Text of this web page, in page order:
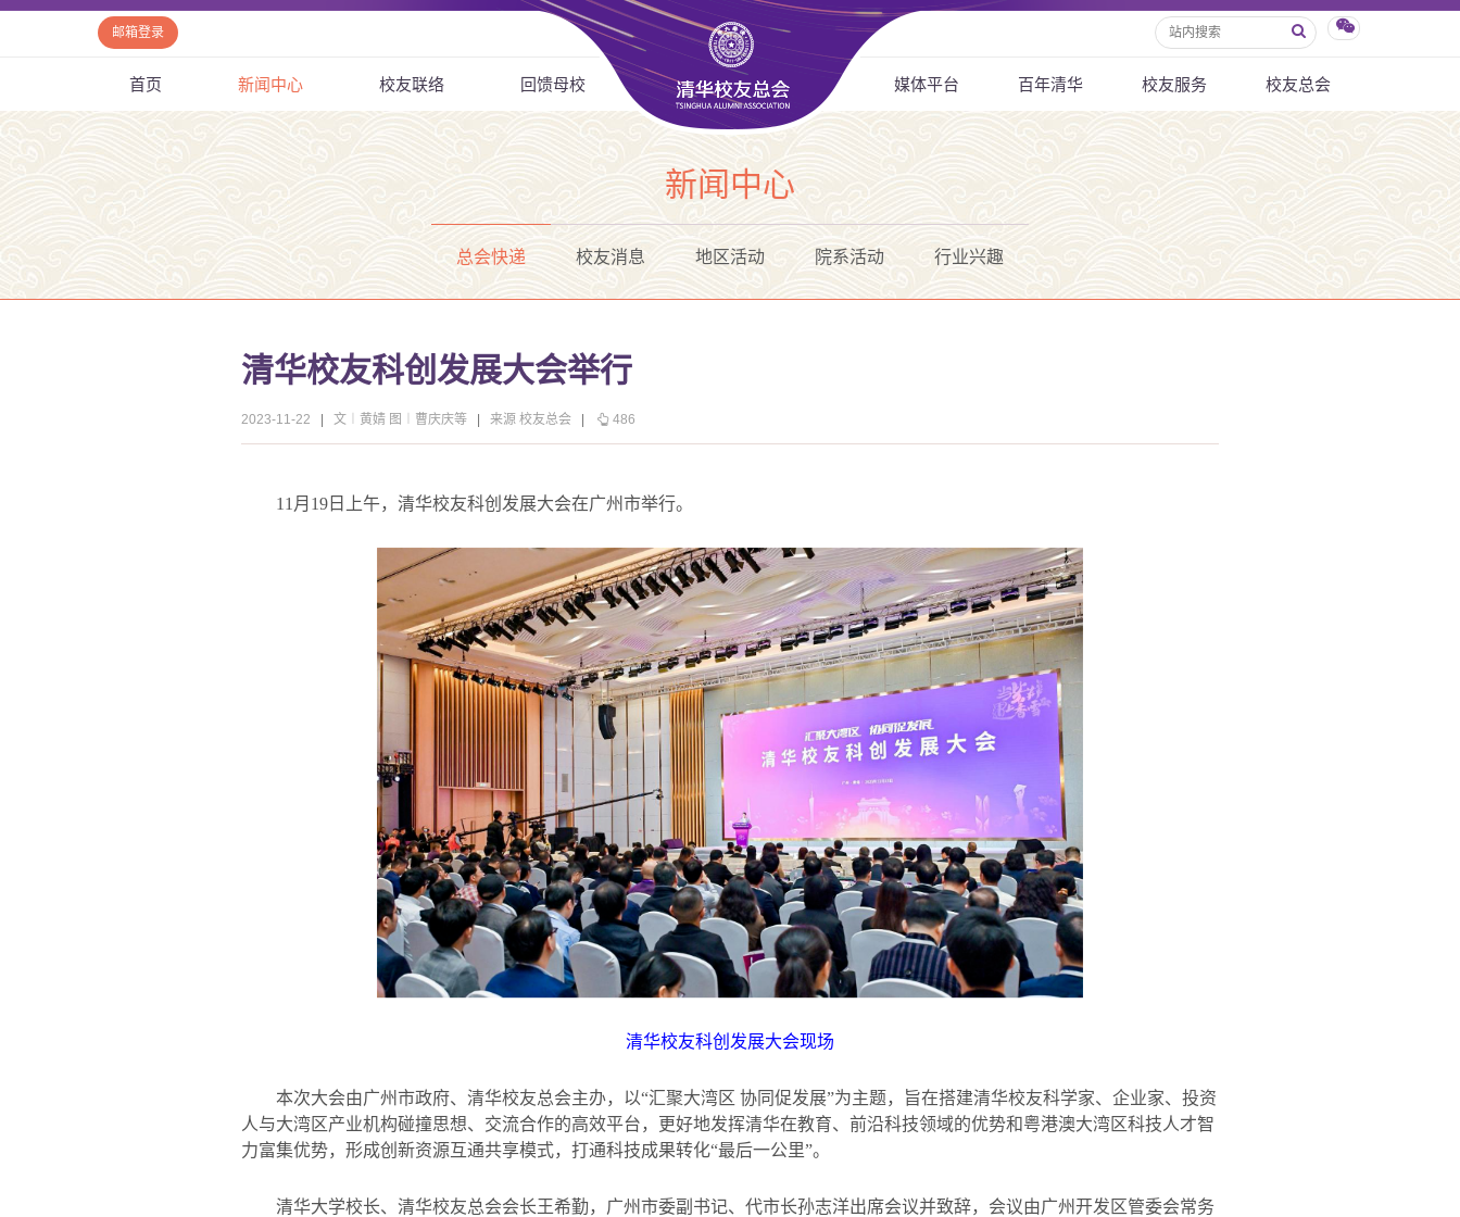
邮箱登录
首页 新闻中心 校友联络 回馈母校 媒体平台 百年清华 校友服务 校友总会
新闻中心
总会快递 校友消息 地区活动 院系活动 行业兴趣
清华校友科创发展大会举行
2023-11-22 文︱黄婧 图︱曹庆庆等 来源 校友总会 486
11 月 19 日上午，清华校友科创发展大会在广州市举行。
清华校友科创发展大会现场
本次大会由广州市政府、清华校友总会主办，以“汇聚大湾区 协同促发展”为主题，旨在搭建清华校友科学家、企业家、投资
人与大湾区产业机构碰撞思想、交流合作的高效平台，更好地发挥清华在教育、前沿科技领域的优势和粤港澳大湾区科技人才智
力富集优势，形成创新资源互通共享模式，打通科技成果转化“最后一公里”。
清华大学校长、清华校友总会会长王希勤，广州市委副书记、代市长孙志洋出席会议并致辞，会议由广州开发区管委会常务